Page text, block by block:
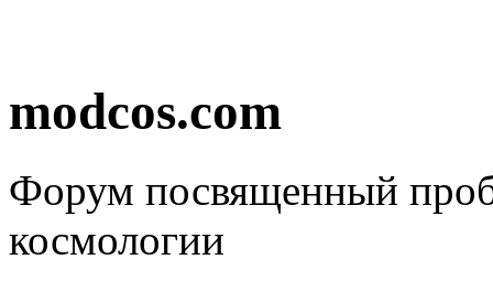
modcos.com
Форум посвященный
космологии